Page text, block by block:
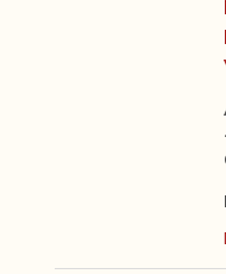
Il progetto Digital